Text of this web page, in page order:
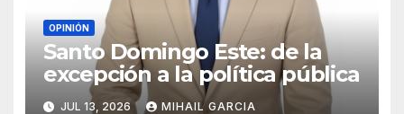
OPINIÓN
Santo Domingo Este: de la
excepción a la política pública
JUL 13, 2026 MIHAIL GARCIA